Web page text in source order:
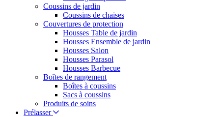
Coussins de jardin
Coussins de chaises
Couvertures de protection
Housses Table de jardin
Housses Ensemble de jardin
Housses Salon
Housses Parasol
Housses Barbecue
Boîtes de rangement
Boîtes à coussins
Sacs à coussins
Produits de soins
Prélasser